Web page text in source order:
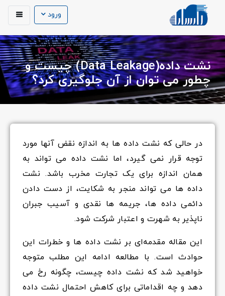
ورود
نشت داده(Data Leakage) چیست و
چطور می توان از آن جلوگیری کرد؟
در حالی که نشت داده ها به اندازه نقض آنها مورد
توجه قرار نمی گیرد، اما نشت داده می تواند به
همان اندازه برای یک تجارت مخرب باشد. نشت
داده ها می تواند منجر به شکایت، از دست دادن
دائمی داده ها، جریمه ها نقدی و آسیب جبران
ناپذیر به شهرت و اعتبار شرکت شود.
این مقاله مقدمه‌ای بر نشت داده ها و خطرات این
حوادث است. با مطالعه ادامه این مطلب متوجه
خواهید شد که نشت داده چیست، چگونه رخ می
دهد و چه اقداماتی برای کاهش احتمال نشت داده